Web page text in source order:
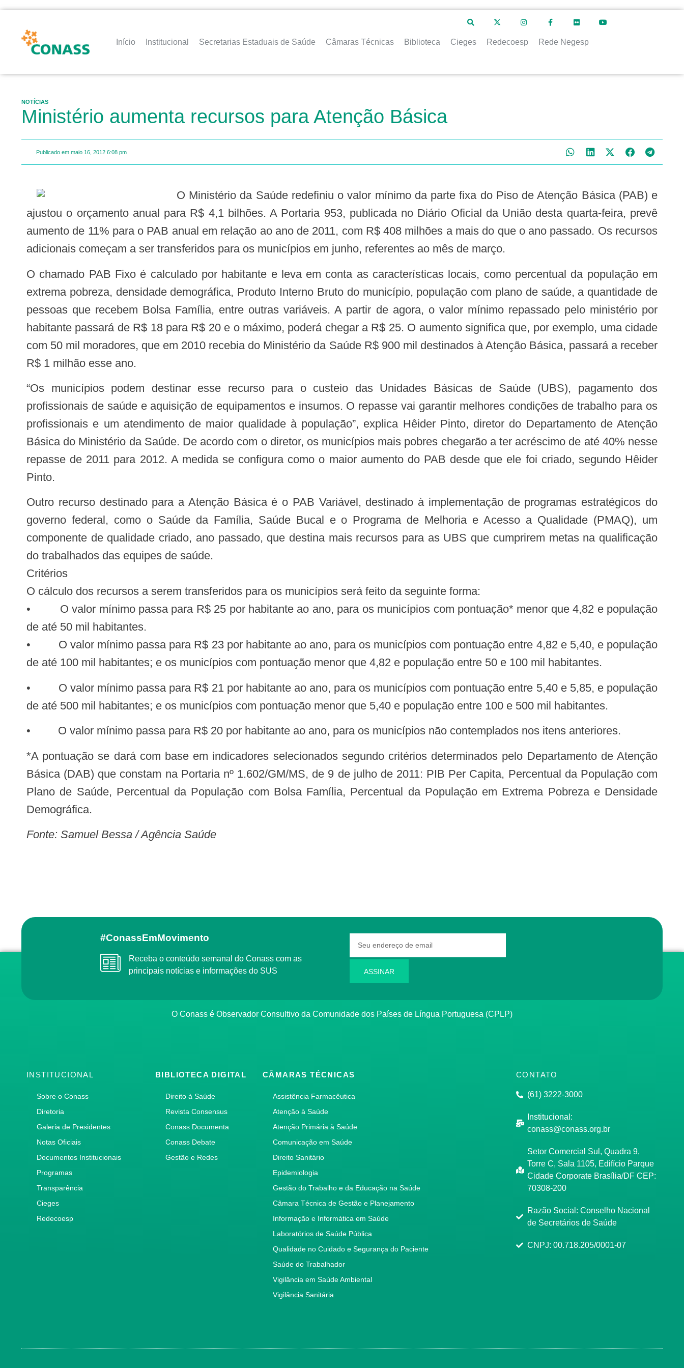
Início Institucional Secretarias Estaduais de Saúde Câmaras Técnicas Biblioteca Cieges Redecoesp Rede Negesp
NOTÍCIAS
Ministério aumenta recursos para Atenção Básica
Publicado em maio 16, 2012 6:08 pm
O Ministério da Saúde redefiniu o valor mínimo da parte fixa do Piso de Atenção Básica (PAB) e
ajustou o orçamento anual para R$ 4,1 bilhões. A Portaria 953, publicada no Diário Oficial da União desta quarta-feira, prevê
aumento de 11% para o PAB anual em relação ao ano de 2011, com R$ 408 milhões a mais do que o ano passado. Os recursos
adicionais começam a ser transferidos para os municípios em junho, referentes ao mês de março.
O chamado PAB Fixo é calculado por habitante e leva em conta as características locais, como percentual da população em
extrema pobreza, densidade demográfica, Produto Interno Bruto do município, população com plano de saúde, a quantidade de
pessoas que recebem Bolsa Família, entre outras variáveis. A partir de agora, o valor mínimo repassado pelo ministério por
habitante passará de R$ 18 para R$ 20 e o máximo, poderá chegar a R$ 25. O aumento significa que, por exemplo, uma cidade
com 50 mil moradores, que em 2010 recebia do Ministério da Saúde R$ 900 mil destinados à Atenção Básica, passará a receber
R$ 1 milhão esse ano.
“Os municípios podem destinar esse recurso para o custeio das Unidades Básicas de Saúde (UBS), pagamento dos
profissionais de saúde e aquisição de equipamentos e insumos. O repasse vai garantir melhores condições de trabalho para os
profissionais e um atendimento de maior qualidade à população”, explica Hêider Pinto, diretor do Departamento de Atenção
Básica do Ministério da Saúde. De acordo com o diretor, os municípios mais pobres chegarão a ter acréscimo de até 40% nesse
repasse de 2011 para 2012. A medida se configura como o maior aumento do PAB desde que ele foi criado, segundo Hêider
Pinto.
Outro recurso destinado para a Atenção Básica é o PAB Variável, destinado à implementação de programas estratégicos do
governo federal, como o Saúde da Família, Saúde Bucal e o Programa de Melhoria e Acesso a Qualidade (PMAQ), um
componente de qualidade criado, ano passado, que destina mais recursos para as UBS que cumprirem metas na qualificação
do trabalhados das equipes de saúde.
Critérios
O cálculo dos recursos a serem transferidos para os municípios será feito da seguinte forma:
• O valor mínimo passa para R$ 25 por habitante ao ano, para os municípios com pontuação* menor que 4,82 e população
de até 50 mil habitantes.
• O valor mínimo passa para R$ 23 por habitante ao ano, para os municípios com pontuação entre 4,82 e 5,40, e população
de até 100 mil habitantes; e os municípios com pontuação menor que 4,82 e população entre 50 e 100 mil habitantes.
• O valor mínimo passa para R$ 21 por habitante ao ano, para os municípios com pontuação entre 5,40 e 5,85, e população
de até 500 mil habitantes; e os municípios com pontuação menor que 5,40 e população entre 100 e 500 mil habitantes.
• O valor mínimo passa para R$ 20 por habitante ao ano, para os municípios não contemplados nos itens anteriores.
*A pontuação se dará com base em indicadores selecionados segundo critérios determinados pelo Departamento de Atenção
Básica (DAB) que constam na Portaria nº 1.602/GM/MS, de 9 de julho de 2011: PIB Per Capita, Percentual da População com
Plano de Saúde, Percentual da População com Bolsa Família, Percentual da População em Extrema Pobreza e Densidade
Demográfica.
Fonte: Samuel Bessa / Agência Saúde
#ConassEmMovimento
Receba o conteúdo semanal do Conass com as
principais notícias e informações do SUS
ASSINAR
O Conass é Observador Consultivo da Comunidade dos Países de Língua Portuguesa (CPLP)
INSTITUCIONAL
Sobre o Conass
Diretoria
Galeria de Presidentes
Notas Oficiais
Documentos Institucionais
Programas
Transparência
Cieges
Redecoesp
BIBLIOTECA DIGITAL
Direito à Saúde
Revista Consensus
Conass Documenta
Conass Debate
Gestão e Redes
CÂMARAS TÉCNICAS
Assistência Farmacêutica
Atenção à Saúde
Atenção Primária à Saúde
Comunicação em Saúde
Direito Sanitário
Epidemiologia
Gestão do Trabalho e da Educação na Saúde
Câmara Técnica de Gestão e Planejamento
Informação e Informática em Saúde
Laboratórios de Saúde Pública
Qualidade no Cuidado e Segurança do Paciente
Saúde do Trabalhador
Vigilância em Saúde Ambiental
Vigilância Sanitária
CONTATO
(61) 3222-3000
Institucional:
conass@conass.org.br
Setor Comercial Sul, Quadra 9,
Torre C, Sala 1105, Edifício Parque
Cidade Corporate Brasília/DF CEP:
70308-200
Razão Social: Conselho Nacional
de Secretários de Saúde
CNPJ: 00.718.205/0001-07